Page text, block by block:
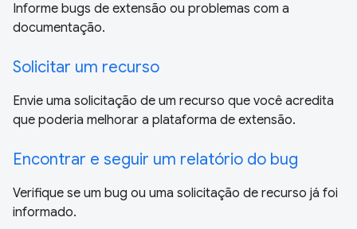
Informe bugs de extensão ou problemas com a
documentação.
Solicitar um recurso
Envie uma solicitação de um recurso que você acredita
que poderia melhorar a plataforma de extensão.
Encontrar e seguir um relatório do bug
Verifique se um bug ou uma solicitação de recurso já foi
informado.